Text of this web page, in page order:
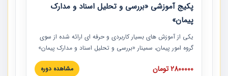
پکیج آموزشی «بررسی و تحلیل اسناد و مدارک
پیمان»
یکی از آموزش‏‏‏‏‏‏ های بسیار کاربردی و حرفه‏ ای ارائه شده از سوی
گروه امور پیمان، سمینار «بررسی و تحلیل اسناد و مدارک پیمان»
است که در دانشگاه صنعتی شریف ارائه شد. در این آموزش
نکات کلیدی مربوط به اسناد و مدارک پیمان، اولویت بندی اسناد
2800000 تومان مشاهده دوره